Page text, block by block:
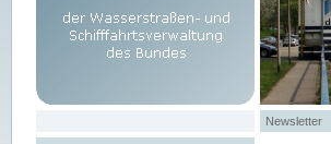
Newsletter